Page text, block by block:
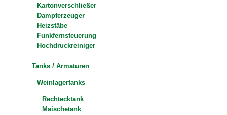
Kartonverschließer
Dampferzeuger
Heizstäbe
Funkfernsteuerung
Hochdruckreiniger
Tanks / Armaturen
Weinlagertanks
Rechtecktank
Maischetank